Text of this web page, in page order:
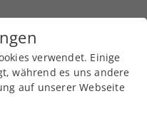
verwendet. Einige
während es uns andere
auf unserer Webseite